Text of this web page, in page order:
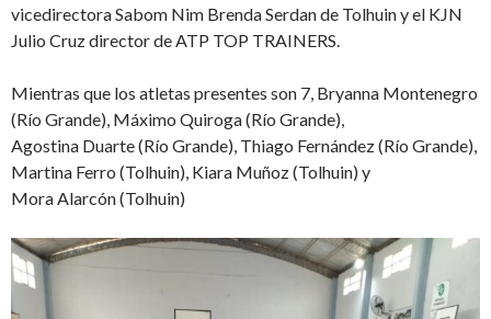
vicedirectora Sabom Nim Brenda Serdan de Tolhuin y el KJN
Julio Cruz director de ATP TOP TRAINERS.
Mientras que los atletas presentes son 7, Bryanna Montenegro
(Río Grande), Máximo Quiroga (Río Grande),
Agostina Duarte (Río Grande), Thiago Fernández (Río Grande),
Martina Ferro (Tolhuin), Kiara Muñoz (Tolhuin) y
Mora Alarcón (Tolhuin)